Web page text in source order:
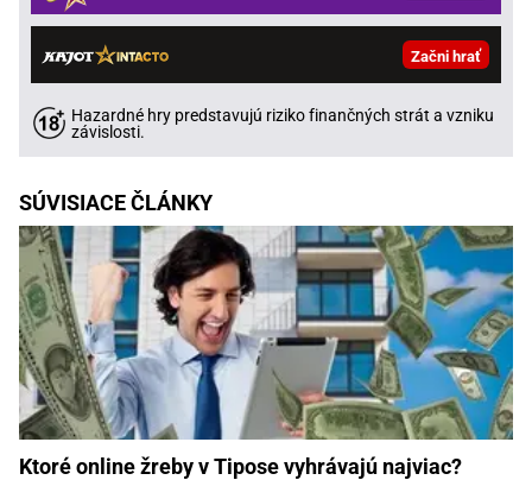
Začni hrať
Hazardné hry predstavujú riziko finančných strát a vzniku
závislosti.
SÚVISIACE ČLÁNKY
Ktoré online žreby v Tipose vyhrávajú najviac?